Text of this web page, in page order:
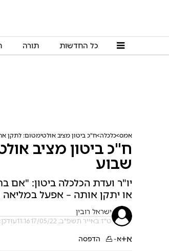
כל החדשות תורה
אמס כלכלה ח"כ ביטון מציב אולטימטום: לתקן
ח"כ ביטון מציב
שבוע
יו"ר ועדת הכלכלה ביטון:
או יתקן אותה – אפעל במליאה
ישראל רובין
ט"ז באייר תשפ"ב, 17/05/22 11:16 עודכן: 06/01/25 22:54
א+א- הדפסה